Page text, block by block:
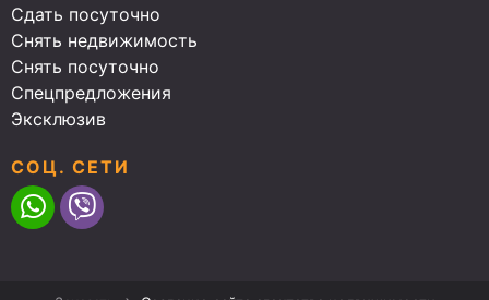
Сдать посуточно
Снять недвижимость
Снять посуточно
Спецпредложения
Эксклюзив
СОЦ. СЕТИ